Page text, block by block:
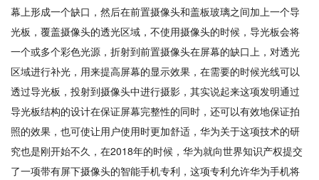
幕上形成一个缺口，然后在前置摄像头和盖板玻璃之间加上一个导
光板，覆盖摄像头的透光区域，不使用摄像头的时候，导光板会将
一个或多个彩色光源，折射到前置摄像头在屏幕的缺口上，对透光
区域进行补光，用来提高屏幕的显示效果，在需要的时候光线可以
透过导光板，投射到摄像头中进行摄影，其实说起来这项发明通过
导光板结构的设计在保证屏幕完整性的同时，还可以有效地保证拍
照的效果，也可使让用户使用时更加舒适，华为关于这项技术的研
究也是刚开始不久，在2018年的时候，华为就向世界知识产权提交
了一项带有屏下摄像头的智能手机专利，这项专利允许华为手机将